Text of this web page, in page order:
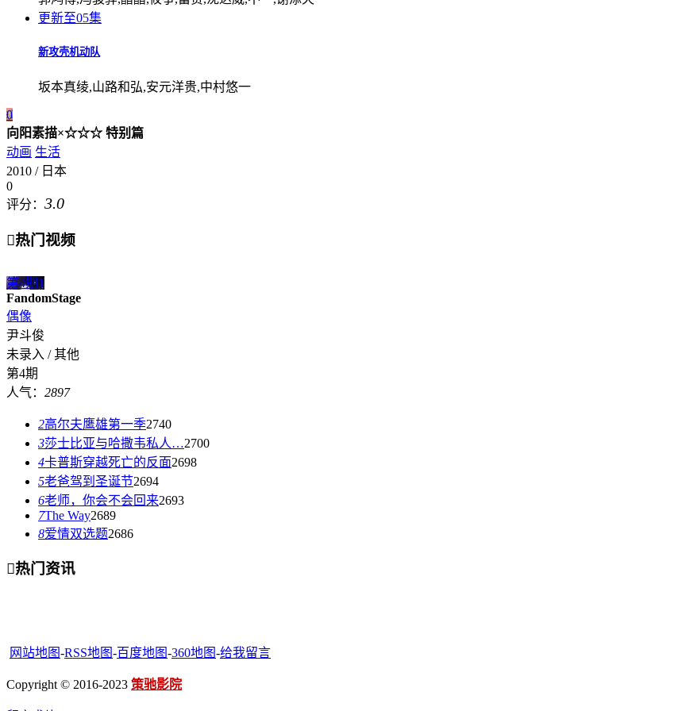
更新至05集
新攻壳机动队
坂本真绫,山路和弘,安元洋贵,中村悠一
0
向阳素描×☆☆☆ 特别篇
动画 生活
2010 / 日本
0
评分： 3.0
热门视频
第4期1
FandomStage
偶像
尹斗俊
未录入 / 其他
第4期
人气： 2897
2高尔夫鹰雄第一季2740
3莎士比亚与哈撒韦私人…2700
4卡普斯穿越死亡的反面2698
5老爸驾到圣诞节2694
6老师，你会不会回来2693
7The Way2689
8爱情双选题2686
热门资讯
网站地图-RSS地图-百度地图-360地图-给我留言
Copyright © 2016-2023 策驰影院